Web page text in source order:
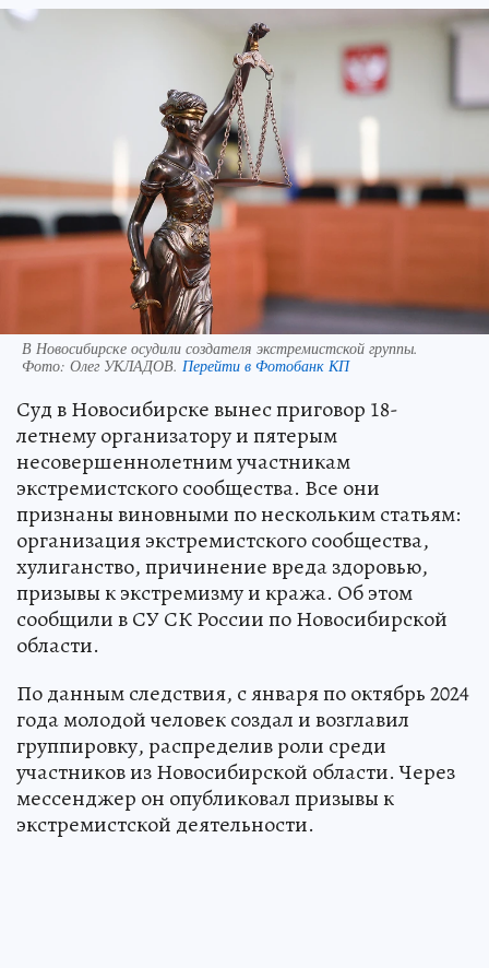
В Новосибирске осудили создателя экстремистской группы.
Фото: Олег УКЛАДОВ. Перейти в Фотобанк КП
Суд в Новосибирске вынес приговор 18-
летнему организатору и пятерым
несовершеннолетним участникам
экстремистского сообщества. Все они
признаны виновными по нескольким статьям:
организация экстремистского сообщества,
хулиганство, причинение вреда здоровью,
призывы к экстремизму и кража. Об этом
сообщили в СУ СК России по Новосибирской
области.
По данным следствия, с января по октябрь 2024
года молодой человек создал и возглавил
группировку, распределив роли среди
участников из Новосибирской области. Через
мессенджер он опубликовал призывы к
экстремистской деятельности.